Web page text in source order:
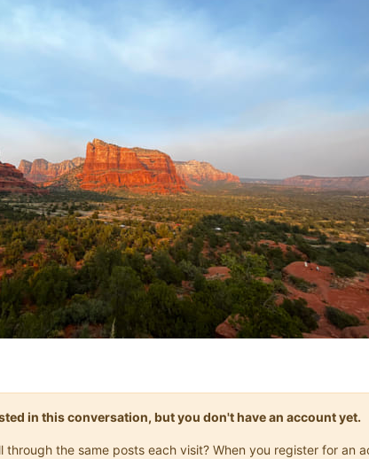
in this conversation, but you don't have an account yet.
the same posts each visit? When you register for an